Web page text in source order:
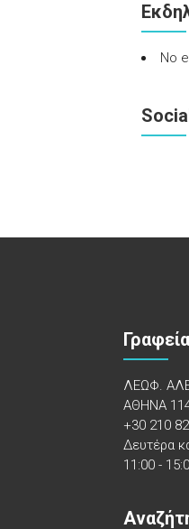
No
ΛΕΩΦ.
ΑΘΗΝΑ
+30 210
Δευτέρα
11:00 -